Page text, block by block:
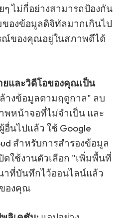
ๆ ไม่กี่อย่างสามารถป้องกัน
องข้อมูลดิจิทัลมากเกินไป
ณ์ของคุณอยู่ในสภาพดีได้
และวิดีโอของคุณเป็น
างข้อมูลตามฤดูกาล" ลบ
พหน้าจอที่ไม่จำเป็น และ
นไปแล้ว ใช้ Google
สำหรับการสำรองข้อมูล
ดใช้งานตัวเลือก "เพิ่มพื้นที่
าที่บันทึกไว้ออนไลน์แล้ว
องคุณ